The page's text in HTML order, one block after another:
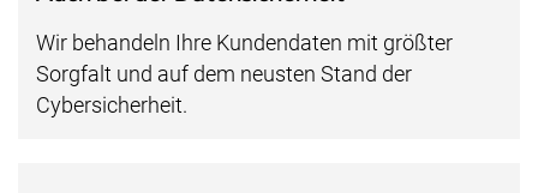
Wir behandeln Ihre Kundendaten mit größter
Sorgfalt und auf dem neusten Stand der
Cybersicherheit.